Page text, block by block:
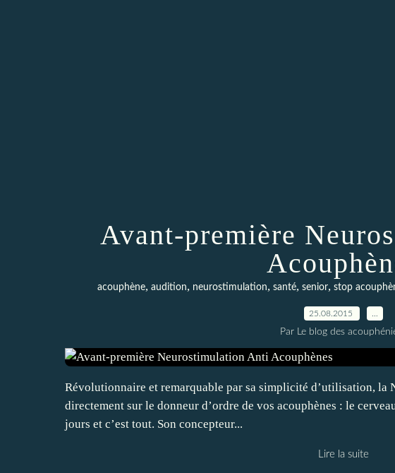
Avant-première
acouphène, audition, neurostimulation, santé, senior, stop
25.08.2015
Par Le blog des
Révolutionnaire et remarquable par sa simplicité d’utilisation,
directement sur le donneur d’ordre de vos acouphènes : le
jours et c’est tout. Son concepteur...
Lire la suite